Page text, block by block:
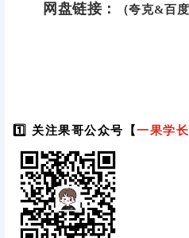
网盘链接： （夸克&百度
1️⃣ 关注果哥公众号【一果学长